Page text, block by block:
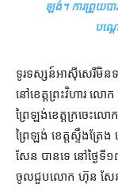
ឡង់​។ ការ​ព្រួយបា
បណ្ដ
ទូរទស្សន៍​អាស៊ីសេរី​មិន​
នៅ​ខេត្ត​ព្រះវិហារ
ព្រៃ​ឡង់​ខេត្តក្រចេ
ព្រៃឡង់ ខេត្ត​ស្ទឹងត្
សែន បាន​ទេ នៅ​ថ្ងៃ
ចូល​ជួប​លោក ហ៊ុន សែន